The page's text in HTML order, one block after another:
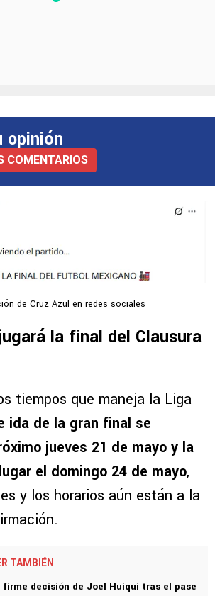
opinión
COMENTARIOS
de Cruz Azul en redes sociales
la final del Clausura
tiempos que maneja la Liga
ida de la gran final se
jueves 21 de mayo y la
el domingo 24 de mayo,
y los horarios aún están a la
TAMBIÉN
firme decisión de Joel Huiqui tras el pase